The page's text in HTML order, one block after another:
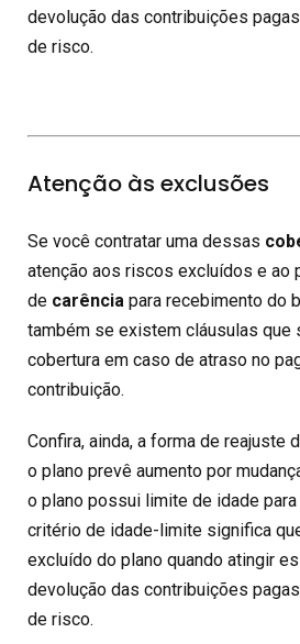
devolução das contribuições
de risco.
Atenção às exclusões
Se você contratar uma dessas
atenção aos riscos excluídos e ao
de carência para recebimento do
também se existem cláusulas que
cobertura em caso de atraso no
contribuição.
Confira, ainda, a forma de reajuste
o plano prevê aumento por
o plano possui limite de idade para
critério de idade-limite significa
excluído do plano quando atingir
devolução das contribuições
de risco.